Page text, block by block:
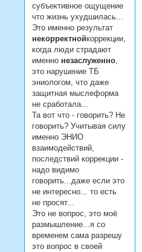
субъективное ощущение
что жизнь ухудшилась...
Это именно результат
некорректнойкоррекции,
когда люди страдают
именно незаслуженно,
это нарушение ТБ
эниологом, что даже
защитная мыслеформа
не сработала...
Та вот что - говорить? Не
говорить? Учитывая силу
именно ЭНИО
взаимодействий,
последствий коррекции -
надо видимо
говорить...даже если это
не интересно... то есть
не просят...
Это не вопрос, это моё
размышление...я со
временем сама разрешу
это вопрос в своей